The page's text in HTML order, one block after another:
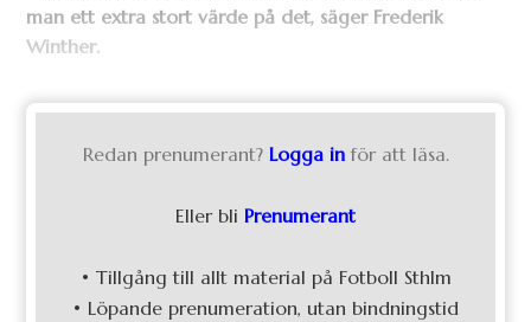
man ett extra stort värde på det, säger Frederik
Winther.
Redan prenumerant? Logga in för att läsa.
Eller bli Prenumerant
• Tillgång till allt material på Fotboll Sthlm
• Löpande prenumeration, utan bindningstid